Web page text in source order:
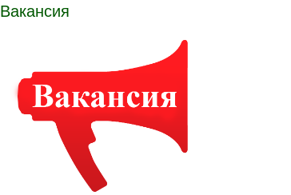
Вакансия